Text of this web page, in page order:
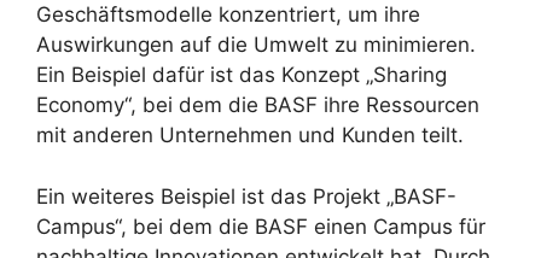
Geschäftsmodelle konzentriert, um ihre
Auswirkungen auf die Umwelt zu minimieren.
Ein Beispiel dafür ist das Konzept „Sharing
Economy“, bei dem die BASF ihre Ressourcen
mit anderen Unternehmen und Kunden teilt.
Ein weiteres Beispiel ist das Projekt „BASF-
Campus“, bei dem die BASF einen Campus für